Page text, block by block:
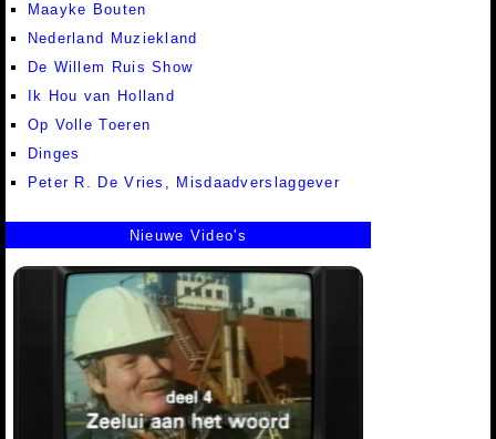
Maayke Bouten
Nederland Muziekland
De Willem Ruis Show
Ik Hou van Holland
Op Volle Toeren
Dinges
Peter R. De Vries, Misdaadverslaggever
Nieuwe Video's